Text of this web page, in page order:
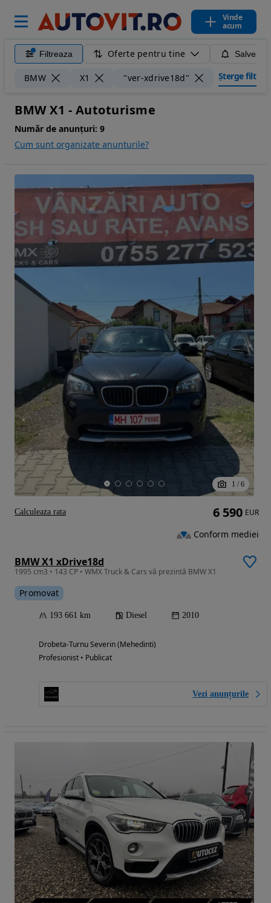
Vinde
acum
Filtreaza Oferte pentru tine
BMW X1 "ver-xdrive18d" Șterge filtrele
BMW X1 - Autoturisme
Număr de anunțuri: 9
Cum sunt organizate anunturile?
1 / 6
BMW X1 xDrive18d
1995 cm3 • 143 CP • WMX Truck & Cars vă prezintă BMW X1
Promovat
193 661 km Diesel 2010
Drobeta-Turnu Severin (Mehedinti)
Profesionist • Publicat
Vezi anunțurile
6 590 EUR
Conform mediei
Calculeaza rata